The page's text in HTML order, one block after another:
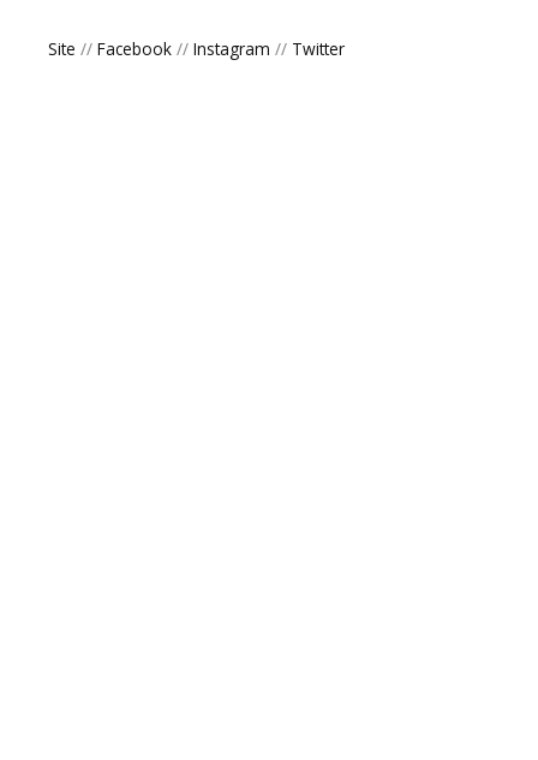
Site // Facebook // Instagram // Twitter